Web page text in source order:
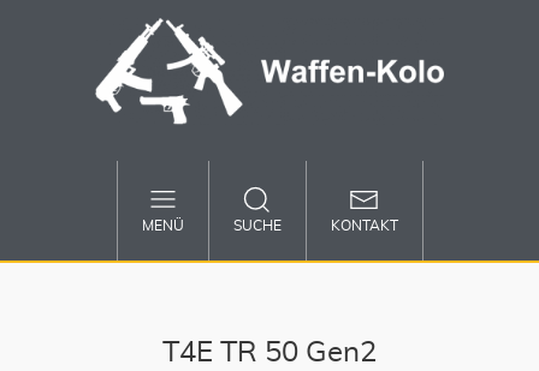
MENÜ SUCHE KONTAKT
T4E TR 50 Gen2